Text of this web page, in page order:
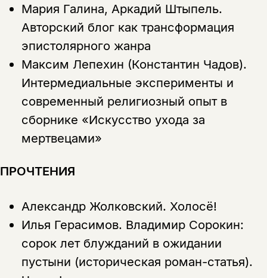
Мария Галина, Аркадий Штыпель.
Авторский блог как трансформация
эпистолярного жанра
Максим Лепехин (Константин Чадов).
Интермедиальные эксперименты и
современный религиозный опыт в
сборнике «Искусство ухода за
мертвецами»
ПРОЧТЕНИЯ
Александр Жолковский. Холосё!
Илья Герасимов. Владимир Сорокин:
сорок лет блужданий в ожидании
пустыни (историческая роман-статья).
Поделиться
Подписка на рассылку
Раз в неделю мы отправляем рассылку
о книгах и событиях «НЛО».
За подписку дарим промокод на
скидку 15%
Я соглашаюсь с
подписаться
Этой книги временно
нет в продаже.
Вы можете подписаться на
уведомления, и при поступлении книги
на склад получить письмо на указанный
электронный адрес.
подписаться
Эта книга
не предназначена для
несовершеннолетних
вам уже исполнилось 18 лет?
да
нет, вернуться назад